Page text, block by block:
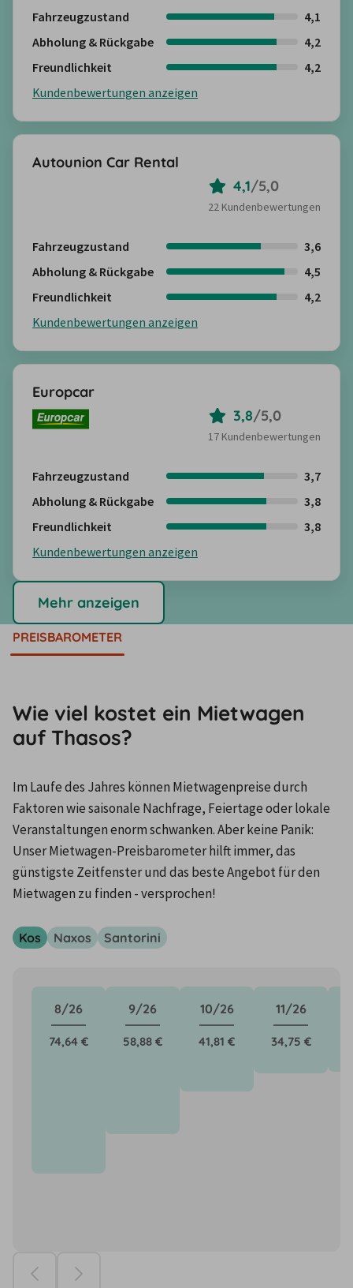
Fahrzeugzustand
4,1
Abholung & Rückgabe
4,2
Freundlichkeit
4,2
Kundenbewertungen anzeigen
Autounion Car Rental
4,1/5,0
22 Kundenbewertungen
Fahrzeugzustand
3,6
Abholung & Rückgabe
4,5
Freundlichkeit
4,2
Kundenbewertungen anzeigen
Europcar
3,8/5,0
17 Kundenbewertungen
Fahrzeugzustand
3,7
Abholung & Rückgabe
3,8
Freundlichkeit
3,8
Kundenbewertungen anzeigen
Mehr anzeigen
PREISBAROMETER
Wie viel kostet ein Mietwagen
auf Thasos?
Im Laufe des Jahres können Mietwagenpreise durch
Faktoren wie saisonale Nachfrage, Feiertage oder lokale
Veranstaltungen enorm schwanken. Aber keine Panik:
Unser Mietwagen-Preisbarometer hilft immer, das
günstigste Zeitfenster und das beste Angebot für den
Mietwagen zu finden - versprochen!
Kos Naxos Santorini
8/26
74,64 €
9/26
58,88 €
10/26
41,81 €
11/26
34,75 €